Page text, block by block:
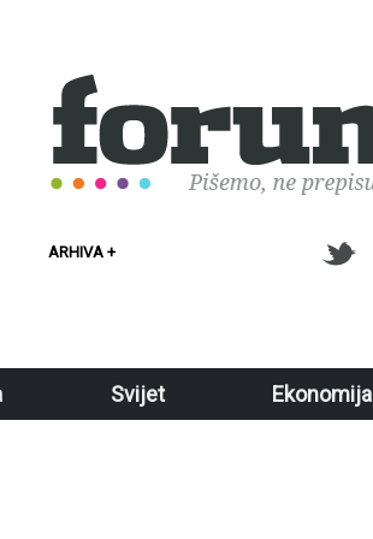
ARHIVA +
Svijet Ekonomija